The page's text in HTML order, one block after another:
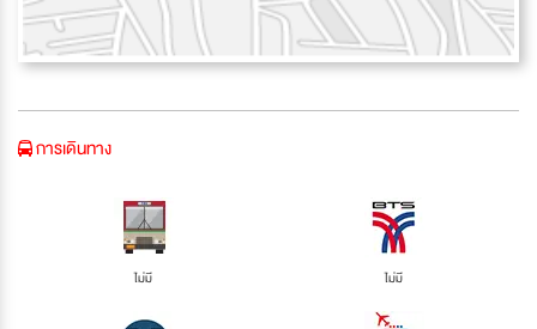
การเดินทาง
ไม่มี ไม่มี